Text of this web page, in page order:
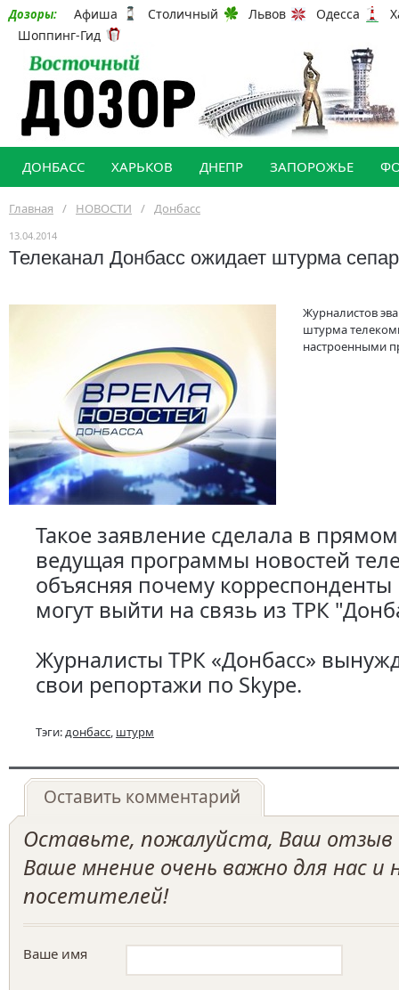
Дозоры: Афиша Столичный Львов Одесса
Шоппинг-Гид
ДОНБАСС ХАРЬКОВ ДНЕПР ЗАПОРОЖЬЕ
Главная / НОВОСТИ / Донбасс
13.04.2014
Телеканал Донбасс ожидает штурма
Журналистов
штурма
настроенными
Такое заявление сделала в
ведущая программы новостей
объясняя почему корреспонденты
могут выйти на связь из ТРК
Журналисты ТРК «Донбасс»
свои репортажи по Skype.
Тэги:донбасс, штурм
Оставить комментарий
Оставьте, пожалуйста, Ваш отзыв
Ваше мнение очень важно для нас и
посетителей!
Ваше имя